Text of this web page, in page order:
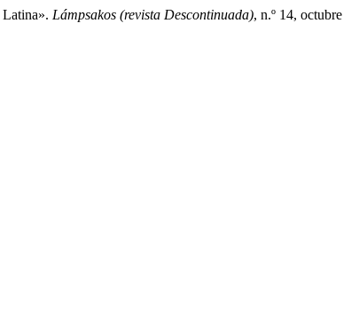
Lámpsakos (revista Descontinuada), n.º 14, octubre